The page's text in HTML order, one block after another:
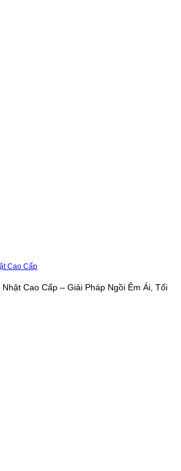
Cao Cấp
Cao Cấp – Giải Pháp Ngồi Êm Ái, Tối